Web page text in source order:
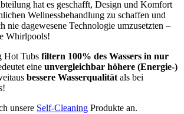
hat es geschafft, Design und Komfort
Wellnessbehandlung zu schaffen und
nie dagewesene Technologie umzusetzten –
Whirlpools!
Hot Tubs filtern 100% des Wassers in nur
eine unvergleichbar höhere (Energie-)
bessere Wasserqualität als bei
unsere Self-Cleaning Produkte an.